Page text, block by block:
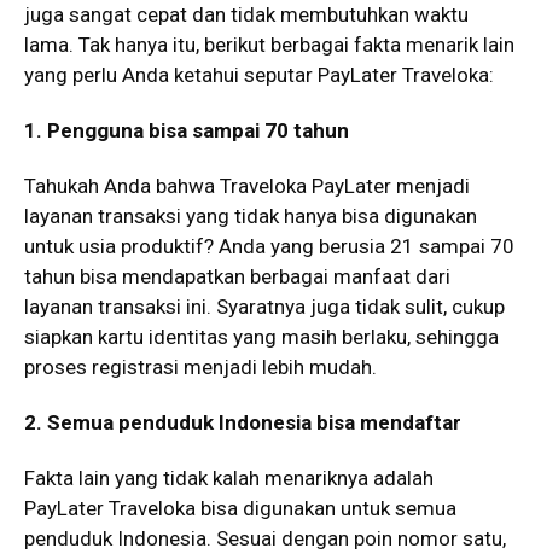
juga sangat cepat dan tidak membutuhkan waktu
lama. Tak hanya itu, berikut berbagai fakta menarik lain
yang perlu Anda ketahui seputar PayLater Traveloka:
1. Pengguna bisa sampai 70 tahun
Tahukah Anda bahwa Traveloka PayLater menjadi
layanan transaksi yang tidak hanya bisa digunakan
untuk usia produktif? Anda yang berusia 21 sampai 70
tahun bisa mendapatkan berbagai manfaat dari
layanan transaksi ini. Syaratnya juga tidak sulit, cukup
siapkan kartu identitas yang masih berlaku, sehingga
proses registrasi menjadi lebih mudah.
2. Semua penduduk Indonesia bisa mendaftar
Fakta lain yang tidak kalah menariknya adalah
PayLater Traveloka bisa digunakan untuk semua
penduduk Indonesia. Sesuai dengan poin nomor satu,